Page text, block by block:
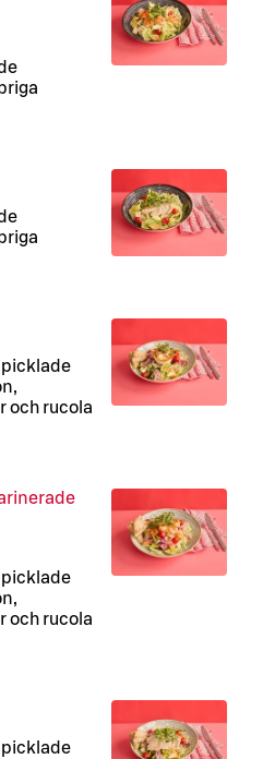
picklade
och rucola
picklade
och rucola
picklade